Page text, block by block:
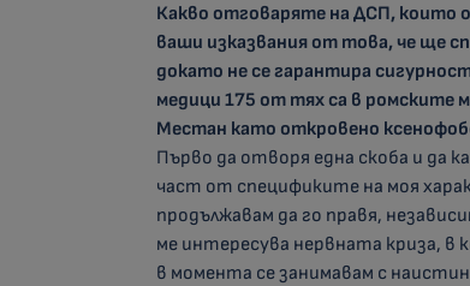
Какво отговаряте на ДСП, които
ваши изказвания от това, че ще
докато не се гарантира
медици 175 от тях са в ромските
Местан като откровено
Първо да отворя една скоба и да
част от спецификите на моя
продължавам да го правя,
ме интересува нервната криза,
в момента се занимавам с